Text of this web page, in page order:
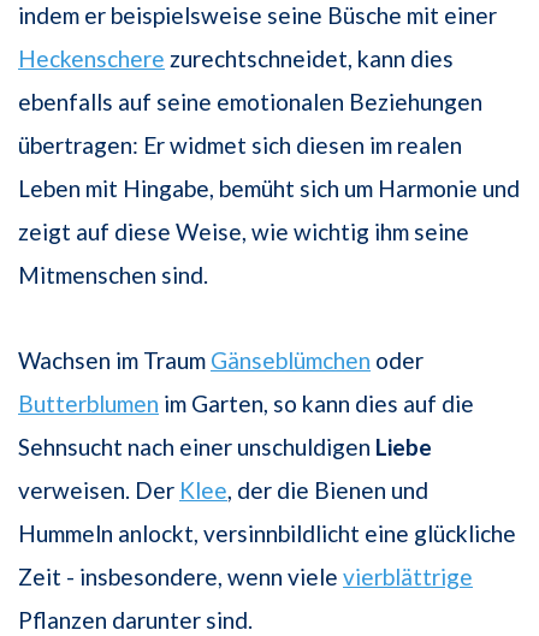
indem er beispielsweise seine Büsche mit einer
Heckenschere zurechtschneidet, kann dies
ebenfalls auf seine emotionalen Beziehungen
übertragen: Er widmet sich diesen im realen
Leben mit Hingabe, bemüht sich um Harmonie und
zeigt auf diese Weise, wie wichtig ihm seine
Mitmenschen sind.
Wachsen im Traum Gänseblümchen oder
Butterblumen im Garten, so kann dies auf die
Sehnsucht nach einer unschuldigen Liebe
verweisen. Der Klee, der die Bienen und
Hummeln anlockt, versinnbildlicht eine glückliche
Zeit - insbesondere, wenn viele vierblättrige
Pflanzen darunter sind.